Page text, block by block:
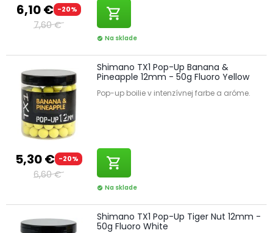
6,10 € -20%
7,60 €
shopping_cart
check_circle Na sklade
5,30 € -20%
6,60 €
Shimano TX1 Pop-Up Banana &
Pineapple 12mm - 50g Fluoro Yellow
Pop-up boilie v intenzívnej farbe a aróme.
shopping_cart
check_circle Na sklade
Shimano TX1 Pop-Up Tiger Nut 12mm -
50g Fluoro White